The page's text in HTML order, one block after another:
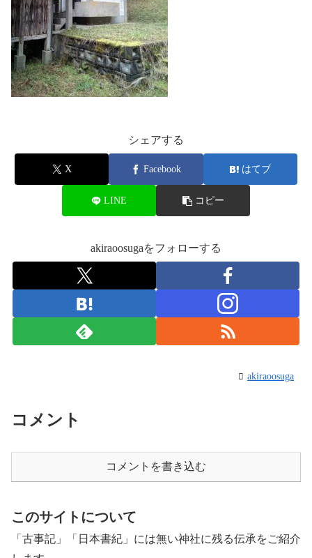
シェアする
X Facebook はてブ
LINE コピー
akiraoosugaをフォローする
akiraoosuga
コメント
コメントを書き込む
このサイトについて
「古事記」「日本書紀」には無い神社に残る伝承をご紹介